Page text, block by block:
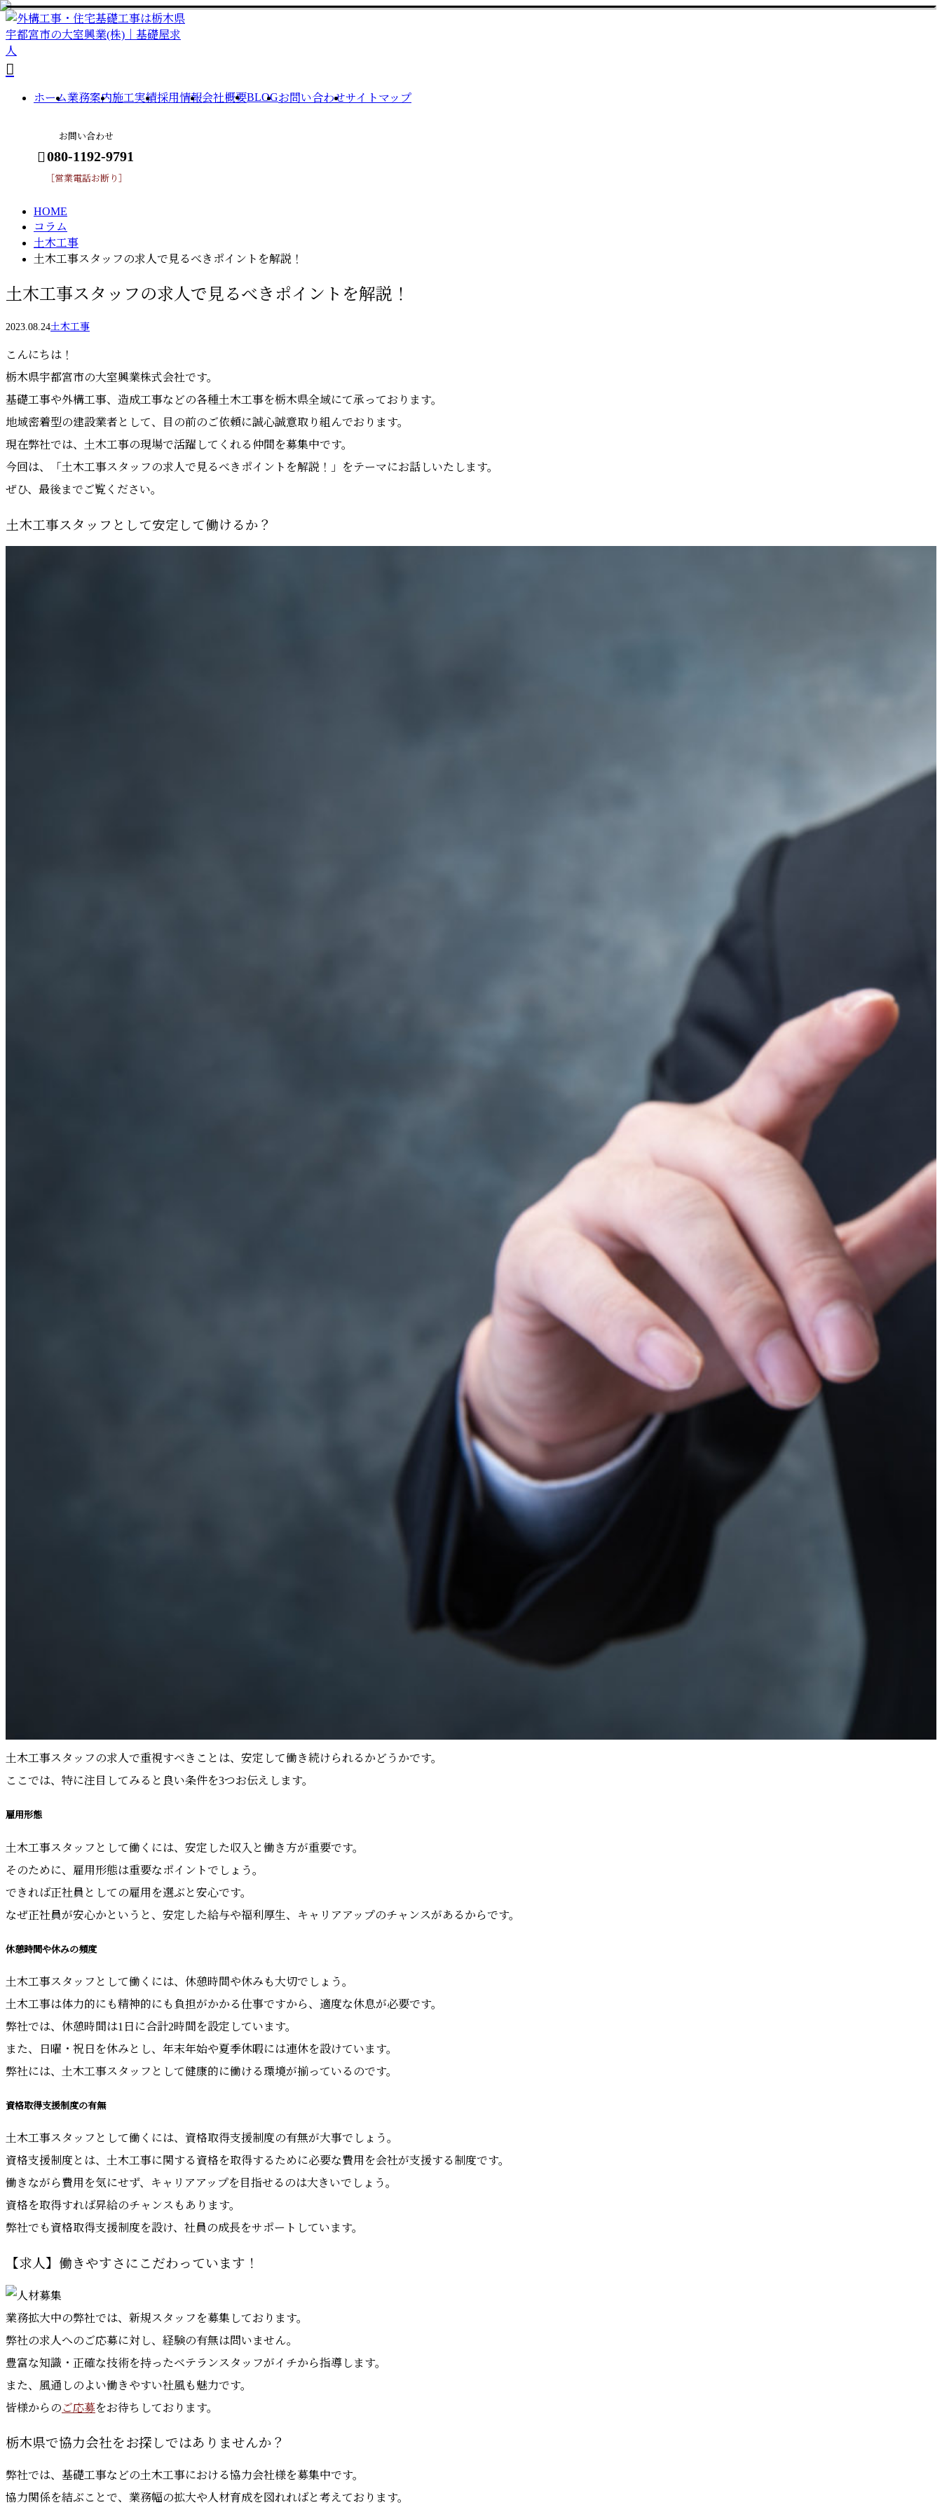
ホーム業務案内施工実績採用情報会社概要BLOGお問い合わせサイトマップ
お問い合わせ
080-1192-9791
［営業電話お断り］
メールフォーム
コ
ラ
column
HOME
コラム
土木工事
土木工事スタッフの求人で見るべきポイントを解説！
土木工事スタッフの求人で見るべきポイントを解説！
2023.08.24土木工事
こんにちは！
栃木県宇都宮市の大室興業株式会社です。
基礎工事や外構工事、造成工事などの各種土木工事を栃木県全域にて承っております。
地域密着型の建設業者として、目の前のご依頼に誠心誠意取り組んでおります。
現在弊社では、土木工事の現場で活躍してくれる仲間を募集中です。
今回は、「土木工事スタッフの求人で見るべきポイントを解説！」をテーマにお話しいたします。
ぜひ、最後までご覧ください。
土木工事スタッフとして安定して働けるか？
土木工事スタッフの求人で重視すべきことは、安定して働き続けられるかどうかです。
ここでは、特に注目してみると良い条件を3つお伝えします。
雇用形態
土木工事スタッフとして働くには、安定した収入と働き方が重要です。
そのために、雇用形態は重要なポイントでしょう。
できれば正社員としての雇用を選ぶと安心です。
なぜ正社員が安心かというと、安定した給与や福利厚生、キャリアアップのチャンスがあるからです。
休憩時間や休みの頻度
土木工事スタッフとして働くには、休憩時間や休みも大切でしょう。
土木工事は体力的にも精神的にも負担がかかる仕事ですから、適度な休息が必要です。
弊社では、休憩時間は1日に合計2時間を設定しています。
また、日曜・祝日を休みとし、年末年始や夏季休暇には連休を設けています。
弊社には、土木工事スタッフとして健康的に働ける環境が揃っているのです。
資格取得支援制度の有無
土木工事スタッフとして働くには、資格取得支援制度の有無が大事でしょう。
資格支援制度とは、土木工事に関する資格を取得するために必要な費用を会社が支援する制度です。
働きながら費用を気にせず、キャリアアップを目指せるのは大きいでしょう。
資格を取得すれば昇給のチャンスもあります。
弊社でも資格取得支援制度を設け、社員の成長をサポートしています。
【求人】働きやすさにこだわっています！
業務拡大中の弊社では、新規スタッフを募集しております。
弊社の求人へのご応募に対し、経験の有無は問いません。
豊富な知識・正確な技術を持ったベテランスタッフがイチから指導します。
また、風通しのよい働きやすい社風も魅力です。
皆様からの ご応募をお待ちしております。
栃木県で協力会社をお探しではありませんか？
弊社では、基礎工事などの土木工事における協力会社様を募集中です。
協力関係を結ぶことで、業務幅の拡大や人材育成を図れればと考えております。